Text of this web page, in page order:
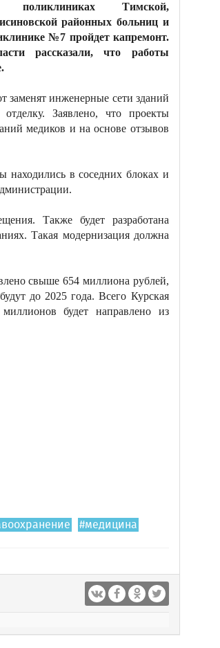
поликлиниках Тимской,
районных больниц и
№7 пройдет капремонт.
рассказали, что работы
заменят инженерные сети зданий
Заявлено, что проекты
медиков и на основе отзывов
находились в соседних блоках и
Также будет разработана
Такая модернизация должна
свыше 654 миллиона рублей,
до 2025 года. Всего Курская
будет направлено из
#медицина